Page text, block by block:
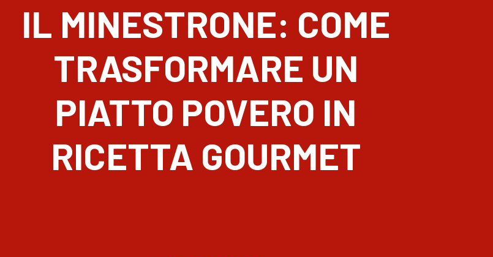
IL MINESTRONE: COME
TRASFORMARE UN
PIATTO POVERO IN
RICETTA GOURMET